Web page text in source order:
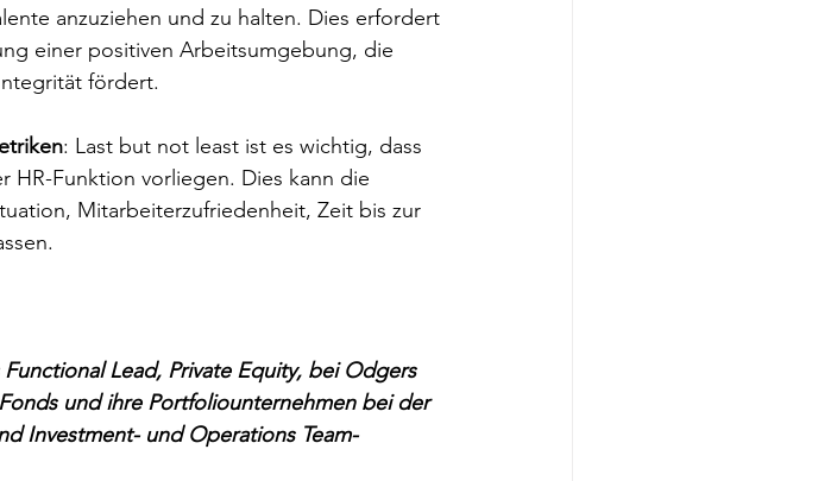
anzuziehen und zu halten. Dies erfordert
einer positiven Arbeitsumgebung, die
fördert.
: Last but not least ist es wichtig, dass
HR-Funktion vorliegen. Dies kann die
Mitarbeiterzufriedenheit, Zeit bis zur
Lead, Private Equity, bei Odgers
und ihre Portfoliounternehmen bei der
Investment- und Operations Team-